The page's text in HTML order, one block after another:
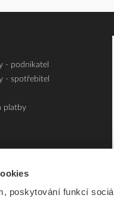
poskytování funkcí
- podnikatel
- spotřebitel
platby